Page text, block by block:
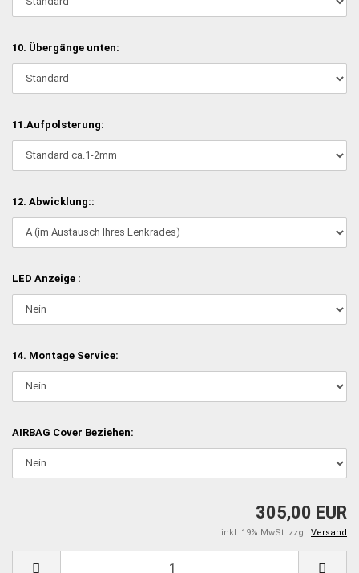
10. Übergänge unten:
11.Aufpolsterung:
12. Abwicklung::
LED Anzeige :
14. Montage Service:
AIRBAG Cover Beziehen:
305,00 EUR
inkl. 19% MwSt. zzgl. Versand